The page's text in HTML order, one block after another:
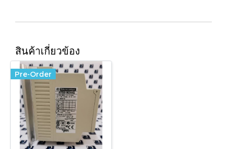
สินค้าเกี่ยวข้อง
Pre-Order